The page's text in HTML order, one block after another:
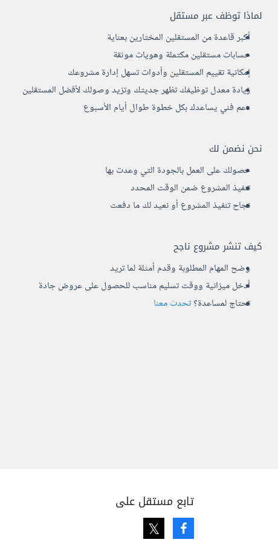
لماذا توظف عبر مستقل
أكبر قاعدة من المستقلين المختارين بعناية
حسابات مستقلين مكتملة وهويات موثقة
إمكانية تقييم المستقلين وأدوات تسهل إدارة مشروعك
زيادة معدل توظيفك تظهر جديتك وتزيد وصولك لأفضل المستقلين
دعم فني يساعدك بكل خطوة طوال أيام الأسبوع
نحن نضمن لك
حصولك على العمل بالجودة التي وعدت بها
تنفيذ المشروع ضمن الوقت المحدد
نجاح تنفيذ المشروع أو نعيد لك ما دفعت
كيف تنشر مشروع ناجح
وضح المهام المطلوبة وقدم أمثلة لما تريد
أدخل ميزانية ووقت تسليم مناسب للحصول على عروض جادة
تحتاج لمساعدة؟تحدث معنا
تابع مستقل على
Facebook
Twitter